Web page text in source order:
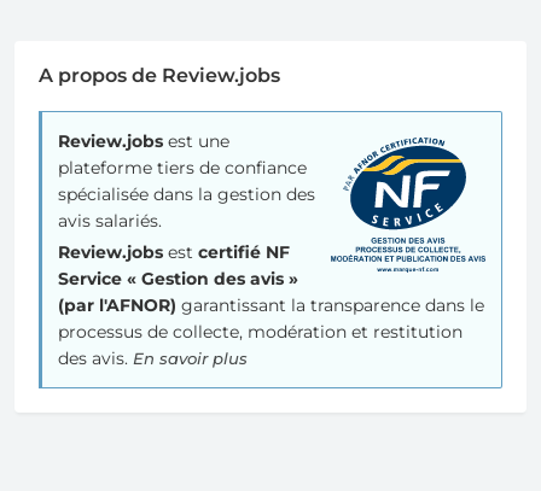
A propos de Review.jobs
Review.jobs est une
plateforme tiers de confiance
spécialisée dans la gestion des
avis salariés.
Review.jobs est certifié NF
Service « Gestion des avis »
(par l'AFNOR) garantissant la transparence dans le
processus de collecte, modération et restitution
des avis. En savoir plus